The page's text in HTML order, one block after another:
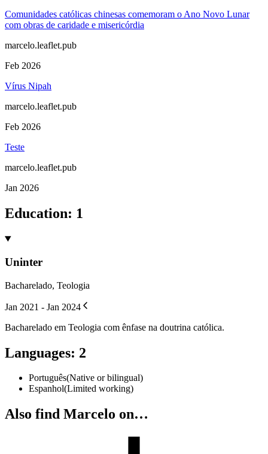
Comunidades católicas chinesas comemoram o Ano Novo Lunar
com obras de caridade e misericórdia
marcelo.leaflet.pub
Feb 2026
Vírus Nipah
marcelo.leaflet.pub
Feb 2026
Teste
marcelo.leaflet.pub
Jan 2026
Education: 1
Uninter
Bacharelado, Teologia
Jan 2021 - Jan 2024
Bacharelado em Teologia com ênfase na doutrina católica.
Languages: 2
Português(Native or bilingual)
Espanhol(Limited working)
Also find Marcelo on…